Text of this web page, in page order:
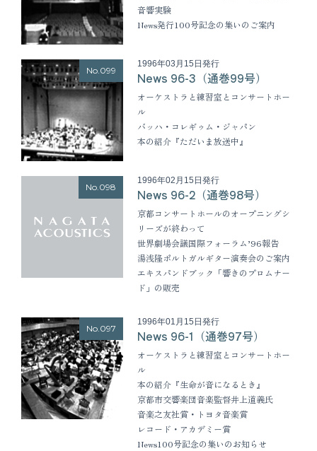
音響実験
News発行100号記念の集いのご案内
No.099
1996年03月15日発行
News 96-3（通巻99号）
オーケストラと練習室とコンサートホー
ル
バッハ・コレギゥム・ジャパン
本の紹介『ただいま放送中』
No.098
1996年02月15日発行
News 96-2（通巻98号）
京都コンサートホールのオープニングシ
リーズが終わって
世界劇場会議国際フォーラム’96報告
湯浅隆ポルトガルギター演奏会のご案内
エキスパンドブック「響きのプロムナー
ド」の販売
No.097
1996年01月15日発行
News 96-1（通巻97号）
オーケストラと練習室とコンサートホー
ル
本の紹介『生命が音になるとき』
京都市交響楽団音楽監督井上道義氏
音楽之友社賞・トヨタ音楽賞
レコード・アカデミー賞
News100号記念の集いのお知らせ